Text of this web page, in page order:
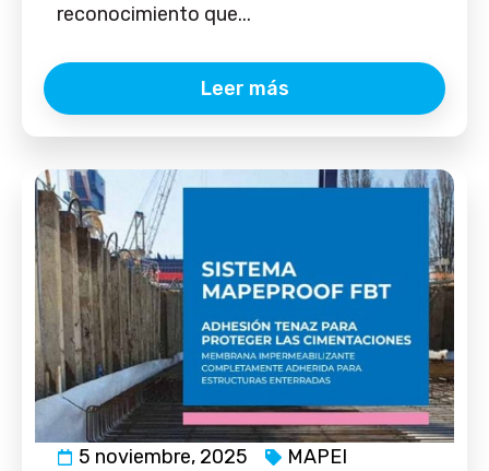
reconocimiento que...
Leer más
5 noviembre, 2025 MAPEI